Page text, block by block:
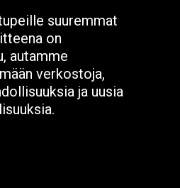
suuremmat
on
autamme
verkostoja,
ja uusia